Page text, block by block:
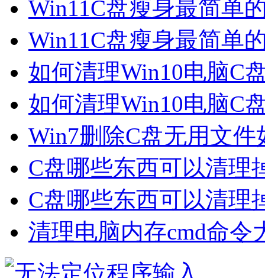
Win11C盘瘦身最简单
Win11C盘瘦身最简单
如何清理Win10电脑C
如何清理Win10电脑C
Win7删除C盘无用文
C盘哪些东西可以清理
C盘哪些东西可以清理
清理电脑内存cmd命令